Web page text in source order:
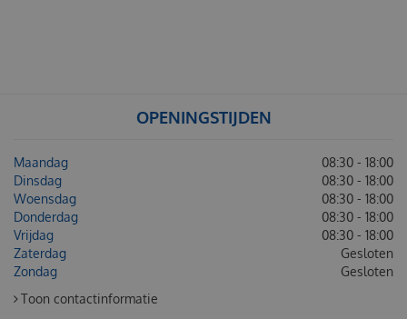
OPENINGSTIJDEN
Maandag
08:30 - 18:00
Dinsdag
08:30 - 18:00
Woensdag
08:30 - 18:00
Donderdag
08:30 - 18:00
Vrijdag
08:30 - 18:00
Zaterdag
Gesloten
Zondag
Gesloten
Toon contactinformatie